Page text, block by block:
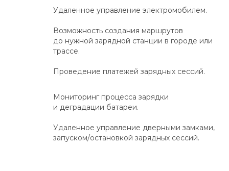
Удаленное управление электромобилем.
Возможность создания маршрутов
до нужной зарядной станции в городе или
трассе.
Проведение платежей зарядных сессий.
Мониторинг процесса зарядки
и деградации батареи.
Удаленное управление дверными замками,
запуском/остановкой зарядных сессий.